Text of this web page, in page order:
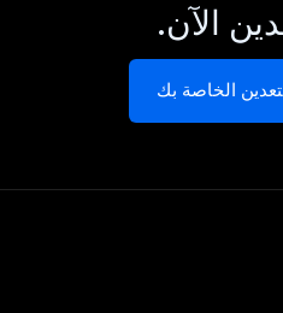
الآن.
الخاصة بك